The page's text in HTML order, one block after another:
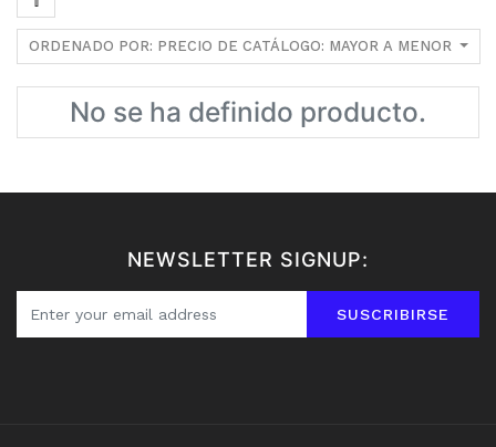
ORDENADO POR: PRECIO DE CATÁLOGO: MAYOR A MENOR
No se ha definido producto.
NEWSLETTER SIGNUP:
SUSCRIBIRSE